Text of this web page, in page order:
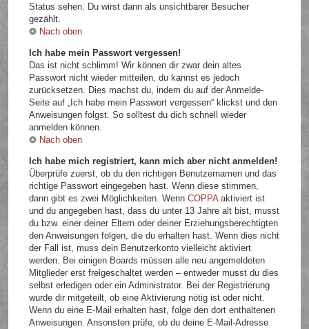
Status sehen. Du wirst dann als unsichtbarer Besucher
gezählt.
Nach oben
Ich habe mein Passwort vergessen!
Das ist nicht schlimm! Wir können dir zwar dein altes
Passwort nicht wieder mitteilen, du kannst es jedoch
zurücksetzen. Dies machst du, indem du auf der Anmelde-
Seite auf „Ich habe mein Passwort vergessen“ klickst und den
Anweisungen folgst. So solltest du dich schnell wieder
anmelden können.
Nach oben
Ich habe mich registriert, kann mich aber nicht anmelden!
Überprüfe zuerst, ob du den richtigen Benutzernamen und das
richtige Passwort eingegeben hast. Wenn diese stimmen,
dann gibt es zwei Möglichkeiten. WennCOPPAaktiviert ist
und du angegeben hast, dass du unter 13 Jahre alt bist, musst
du bzw. einer deiner Eltern oder deiner Erziehungsberechtigten
den Anweisungen folgen, die du erhalten hast. Wenn dies nicht
der Fall ist, muss dein Benutzerkonto vielleicht aktiviert
werden. Bei einigen Boards müssen alle neu angemeldeten
Mitglieder erst freigeschaltet werden – entweder musst du dies
selbst erledigen oder ein Administrator. Bei der Registrierung
wurde dir mitgeteilt, ob eine Aktivierung nötig ist oder nicht.
Wenn du eine E-Mail erhalten hast, folge den dort enthaltenen
Anweisungen. Ansonsten prüfe, ob du deine E-Mail-Adresse